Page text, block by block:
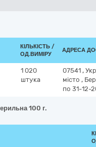
КІЛЬКІСТЬ /
ОД.ВИМІРУ
АДРЕСА
1 020
штука
07541 ,
місто ,
по 31-12-
100 г.